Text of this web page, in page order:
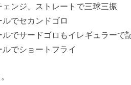
ンジ、ストレートで三球三振
でセカンドゴロ
でサードゴロもイレギュラーで
でショートフライ